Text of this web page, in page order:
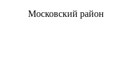
Московский район